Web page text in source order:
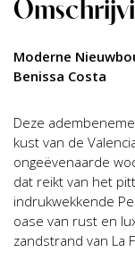
Moderne
Benissa Costa
Deze
kust van de
ongeëvenaarde
dat reikt van het
indrukwekkende
oase van rust en
zandstrand van La